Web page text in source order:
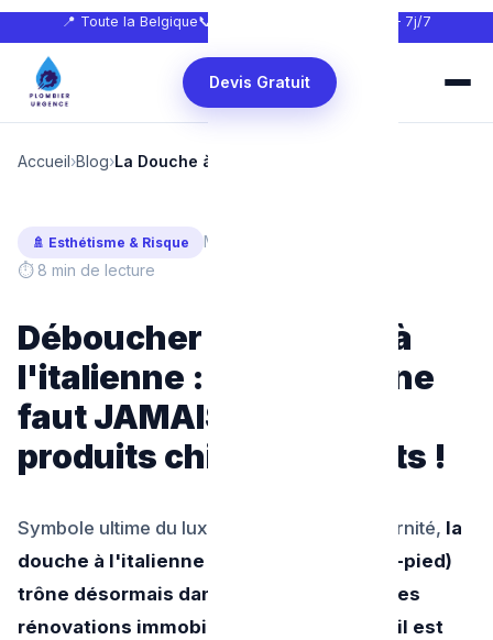
📍 Toute la Belgique📞 🕐 24h/24 — 7j/7
Devis Gratuit
Accueil›Blog›La Douche à l'italienne (Plain-Pied)
🚿 Esthétisme & Risque
Mis à jour : Février 2025
⏱ 8 min de lecture
Déboucher sa Douche à
l'italienne : Pourquoi il ne
faut JAMAIS utiliser de
produits chimiques forts !
Symbole ultime du luxe épuré et de la modernité, la
douche à l'italienne (ou douche de plain-pied)
trône désormais dans de très nombreuses
rénovations immobilières à Bruxelles. S'il est